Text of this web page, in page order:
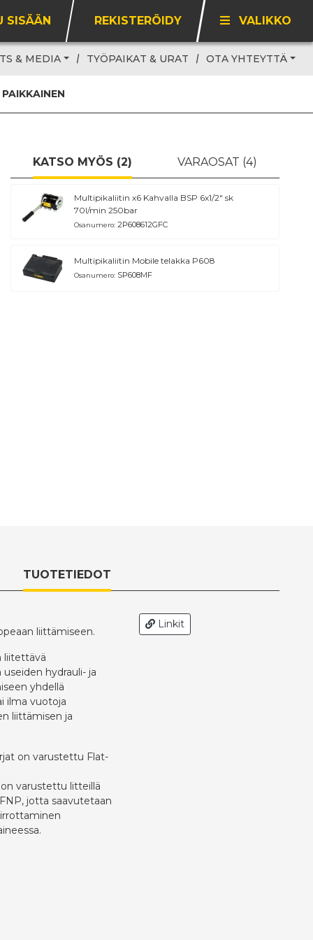
SISÄÄN REKISTERÖIDY VALIKKO
& MEDIA TYÖPAIKAT & URAT OTA YHTEYTTÄ
KATSO MYÖS (2) VARAOSAT (4)
Multipikaliitin x6 Kahvalla BSP 6x1/2" sk
70l/min 250bar
Osanumero: 2P608612GFC
Multipikaliitin Mobile telakka P608
Osanumero: SP608MF
TUOTETIEDOT
liittämiseen.
liitettävä
hydrauli- ja
yhdellä
ilma vuotoja
liittämisen ja
on varustettu Flat-
on varustettu litteillä
jotta saavutetaan
Linkit